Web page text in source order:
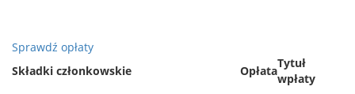
Sprawdź opłaty
Składki członkowskie
Opłata
Tytuł
wpłaty